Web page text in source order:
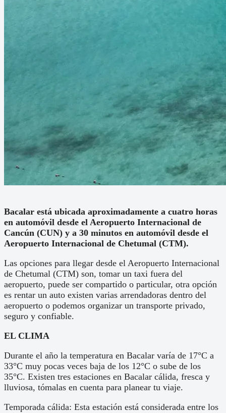
Bacalar está ubicada aproximadamente a cuatro horas
en automóvil desde el Aeropuerto Internacional de
Cancún (CUN) y a 30 minutos en automóvil desde el
Aeropuerto Internacional de Chetumal (CTM).
Las opciones para llegar desde el Aeropuerto Internacional
de Chetumal (CTM) son, tomar un taxi fuera del
aeropuerto, puede ser compartido o particular, otra opción
es rentar un auto existen varias arrendadoras dentro del
aeropuerto o podemos organizar un transporte privado,
seguro y confiable.
EL CLIMA
Durante el año la temperatura en Bacalar varía de 17°C a
33°C muy pocas veces baja de los 12°C o sube de los
35°C. Existen tres estaciones en Bacalar cálida, fresca y
lluviosa, tómalas en cuenta para planear tu viaje.
Temporada cálida: Esta estación está considerada entre los